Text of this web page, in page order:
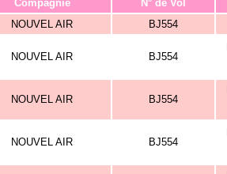
Compagnie N° de Vol
NOUVEL AIR BJ554
NOUVEL AIR BJ554
NOUVEL AIR BJ554
NOUVEL AIR BJ554